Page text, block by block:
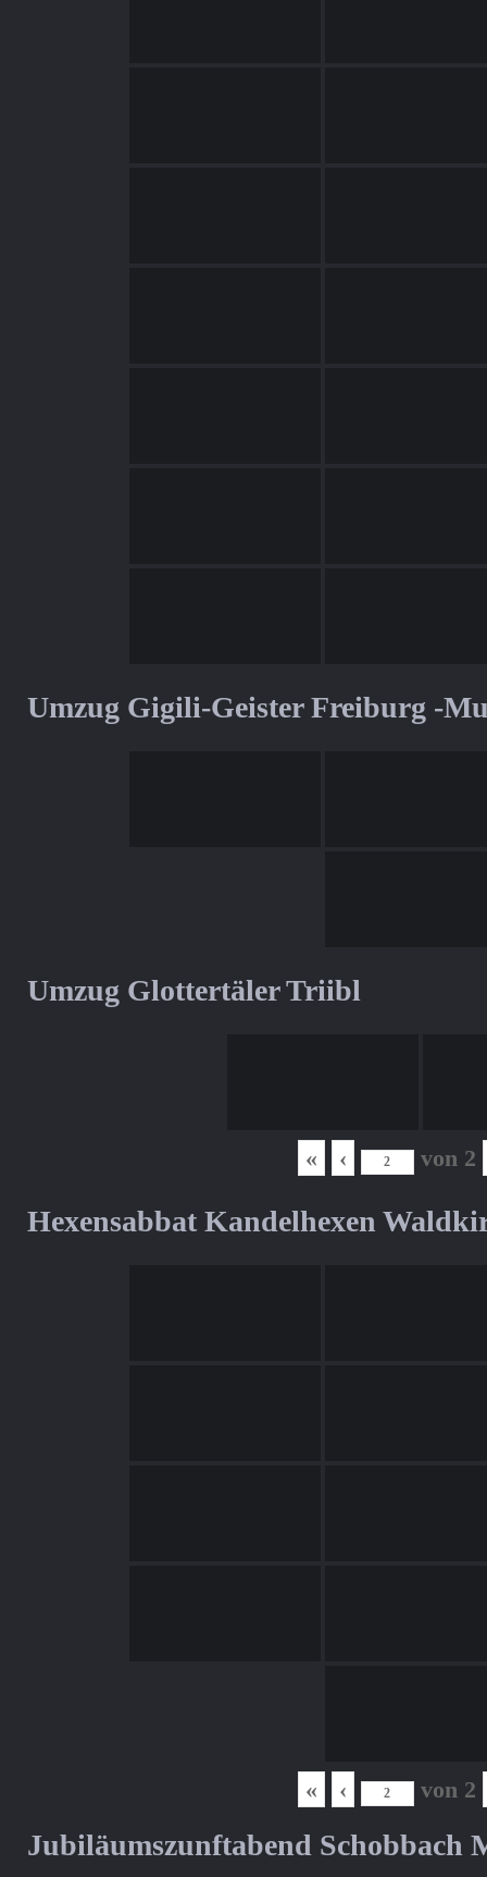
Umzug Gigili-Geister Freiburg -
Umzug Glottertäler Triibl
« ‹ von 2
Hexensabbat Kandelhexen
« ‹ von 2
Jubiläumszunftabend Schobbach